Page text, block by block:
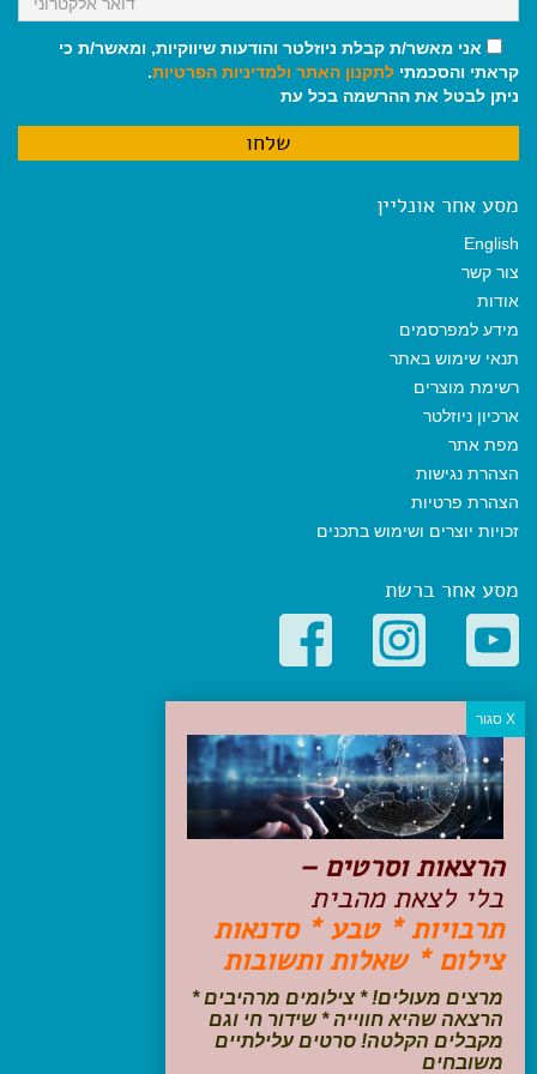
אני מאשר/ת קבלת ניוזלטר והודעות שיווקיות, ומאשר/ת כי
קראתי והסכמתי לתקנון האתר ולמדיניות הפרטיות.
ניתן לבטל את ההרשמה בכל עת
מסע אחר אונליין
English
צור קשר
אודות
מידע למפרסמים
תנאי שימוש באתר
רשימת מוצרים
ארכיון ניוזלטר
מפת אתר
הצהרת נגישות
הצהרת פרטיות
זכויות יוצרים ושימוש בתכנים
מסע אחר ברשת
קטגוריות פופולריות
יעדים
טיולים בישראל
מלונות בוטיק בישראל
טיפים והמלצות
הכנות לנסיעה
טיולי ג'יפים
טיולים עם ילדים
שייט, הפלגות, קרוזים
עקבו אחרינו בפייסבוק
הרצאות וסרטים –
בלי לצאת מהבית
תרבויות * טבע * סדנאות
צילום * שאלות ותשובות
מרצים מעולים! * צילומים מרהיבים *
הרצאה שהיא חווייה * שידור חי וגם
מקבלים הקלטה! סרטים עלילתיים
משובחים